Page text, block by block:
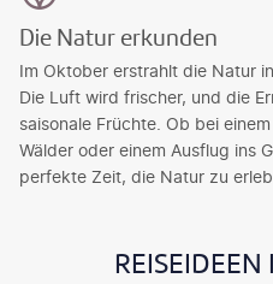
Die Natur erkunden
Im Oktober erstrahlt die Natur
Die Luft wird frischer, und die
saisonale Früchte. Ob bei
Wälder oder einem Ausflug ins
perfekte Zeit, die Natur zu